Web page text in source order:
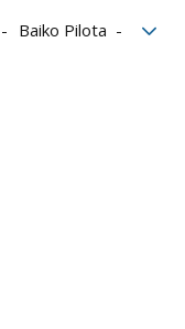
Baiko Pilota